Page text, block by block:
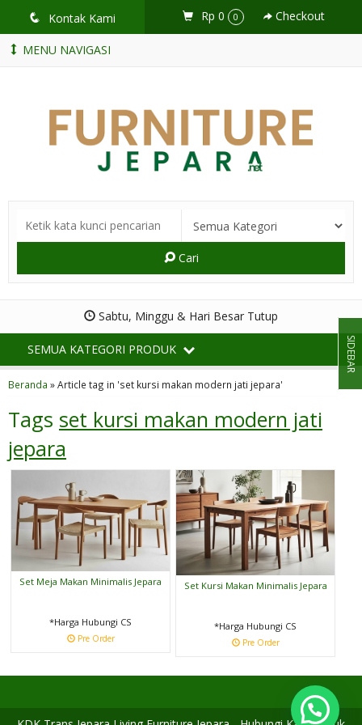
q Kontak Kami Rp 0 0 Checkout
MENU NAVIGASI
Cari
Sabtu, Minggu & Hari Besar Tutup
SEMUA KATEGORI PRODUK
Beranda »Article tag in 'set kursi makan modern jati jepara'
Tags set kursi makan modern jati
jepara
Set Meja Makan Minimalis Jepara
*Harga Hubungi CS
Pre Order
Set Kursi Makan Minimalis Jepara
*Harga Hubungi CS
Pre Order
SIDEBAR